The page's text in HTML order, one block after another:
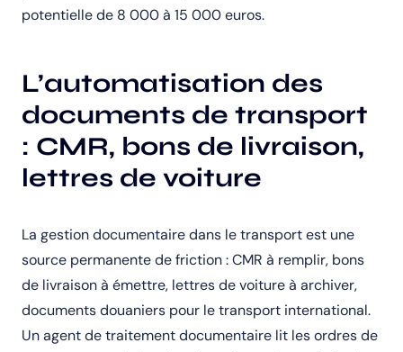
potentielle de 8 000 à 15 000 euros.
L’automatisation des
documents de transport
: CMR, bons de livraison,
lettres de voiture
La gestion documentaire dans le transport est une
source permanente de friction : CMR à remplir, bons
de livraison à émettre, lettres de voiture à archiver,
documents douaniers pour le transport international.
Un agent de traitement documentaire lit les ordres de